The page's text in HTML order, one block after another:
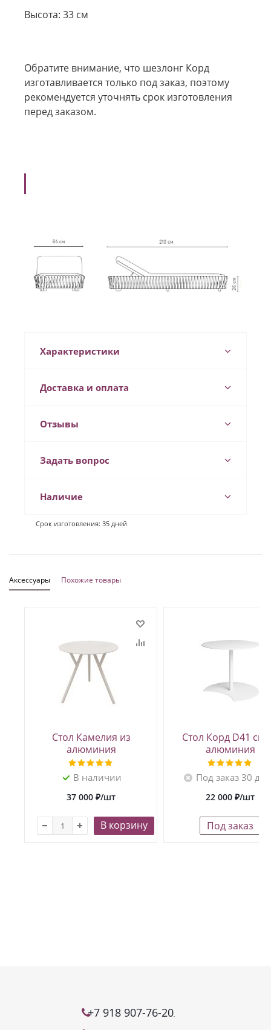
Высота: 33 см
Обратите внимание, что шезлонг Корд
изготавливается только под заказ, поэтому
рекомендуется уточнять срок изготовления
перед заказом.
Характеристики
Доставка и оплата
Отзывы
Задать вопрос
Наличие
Срок изготовления: 35 дней
Аксессуары Похожие товары
Стол Камелия из
алюминия
В наличии
37 000 ₽/шт
В корзину
Стол Корд D41 см
алюминия
Под заказ 30
22 000 ₽/шт
Под заказ
+7 918 907-76-20,